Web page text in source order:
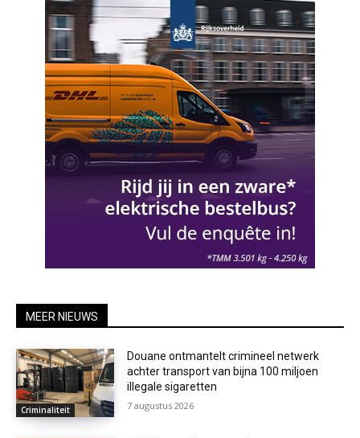
MEER NIEUWS
Criminaliteit
Douane ontmantelt crimineel netwerk
achter transport van bijna 100 miljoen
illegale sigaretten
7 augustus 2026